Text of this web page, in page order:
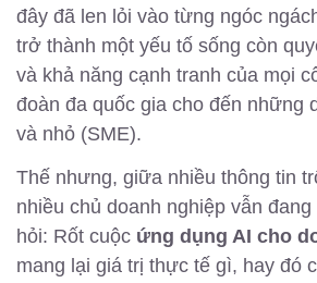
đây đã len lỏi vào từng ngóc
trở thành một yếu tố sống còn
và khả năng cạnh tranh của mọi
đoàn đa quốc gia cho đến những
và nhỏ (SME).
Thế nhưng, giữa nhiều thông tin
nhiều chủ doanh nghiệp vẫn
hỏi: Rốt cuộc ứng dụng AI cho
mang lại giá trị thực tế gì, hay đó